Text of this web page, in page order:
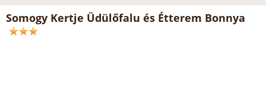
Somogy Kertje Üdülőfalu és Étterem Bonnya